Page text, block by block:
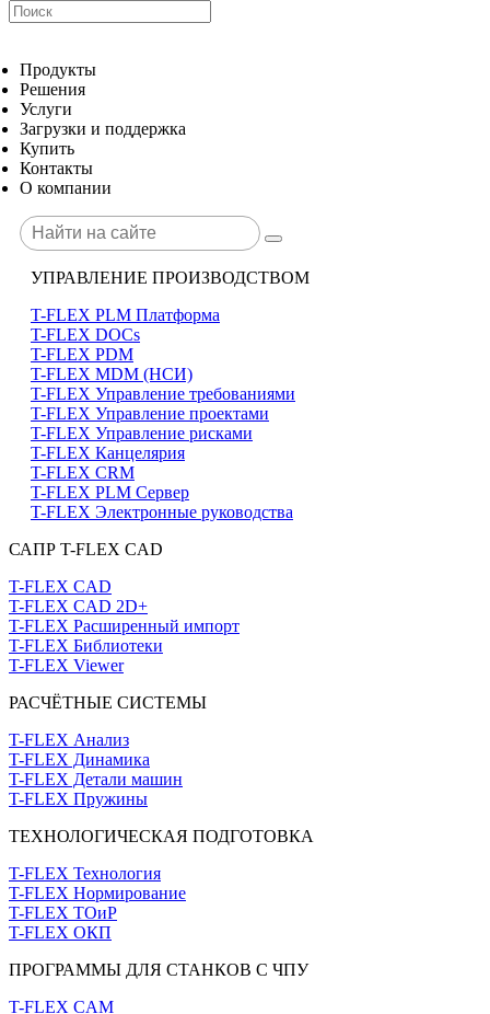
Продукты
Решения
Услуги
Загрузки и поддержка
Купить
Контакты
О компании
УПРАВЛЕНИЕ ПРОИЗВОДСТВОМ
T-FLEX PLM Платформа
T-FLEX DOCs
T-FLEX PDM
T-FLEX MDM (НСИ)
T-FLEX Управление требованиями
T-FLEX Управление проектами
T-FLEX Управление рисками
T-FLEX Канцелярия
T-FLEX CRM
T-FLEX PLM Сервер
T-FLEX Электронные руководства
САПР T-FLEX CAD
T-FLEX CAD
T-FLEX CAD 2D+
T-FLEX Расширенный импорт
T-FLEX Библиотеки
T-FLEX Viewer
РАСЧЁТНЫЕ СИСТЕМЫ
T-FLEX Анализ
T-FLEX Динамика
T-FLEX Детали машин
T-FLEX Пружины
ТЕХНОЛОГИЧЕСКАЯ ПОДГОТОВКА
T-FLEX Технология
T-FLEX Нормирование
T-FLEX ТОиР
T-FLEX ОКП
ПРОГРАММЫ ДЛЯ СТАНКОВ С ЧПУ
T-FLEX CAM